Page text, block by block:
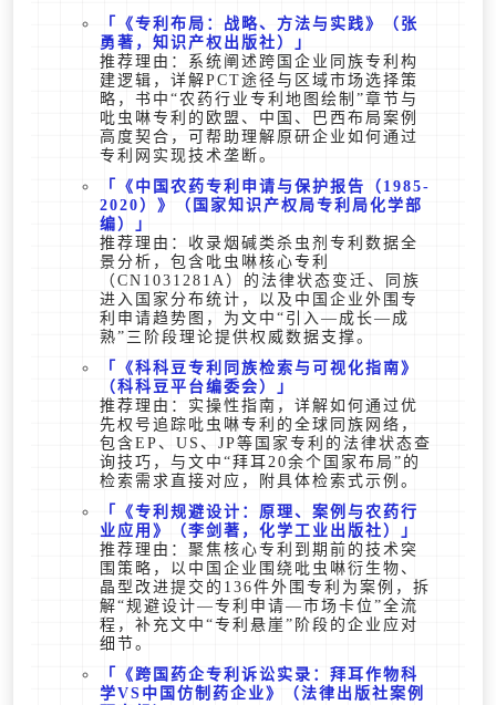
《专利布局：战略、方法与实践》（张
勇著，知识产权出版社）
推荐理由：系统阐述跨国企业同族专利构
建逻辑，详解PCT途径与区域市场选择策
略，书中“农药行业专利地图绘制”章节与
吡虫啉专利的欧盟、中国、巴西布局案例
高度契合，可帮助理解原研企业如何通过
专利网实现技术垄断。
《中国农药专利申请与保护报告（1985-
2020）》（国家知识产权局专利局化学部
编）
推荐理由：收录烟碱类杀虫剂专利数据全
景分析，包含吡虫啉核心专利
（CN1031281A）的法律状态变迁、同族
进入国家分布统计，以及中国企业外围专
利申请趋势图，为文中“引入—成长—成
熟”三阶段理论提供权威数据支撑。
《科科豆专利同族检索与可视化指南》
（科科豆平台编委会）
推荐理由：实操性指南，详解如何通过优
先权号追踪吡虫啉专利的全球同族网络，
包含EP、US、JP等国家专利的法律状态查
询技巧，与文中“拜耳20余个国家布局”的
检索需求直接对应，附具体检索式示例。
《专利规避设计：原理、案例与农药行
业应用》（李剑著，化学工业出版社）
推荐理由：聚焦核心专利到期前的技术突
围策略，以中国企业围绕吡虫啉衍生物、
晶型改进提交的136件外围专利为案例，拆
解“规避设计—专利申请—市场卡位”全流
程，补充文中“专利悬崖”阶段的企业应对
细节。
《跨国药企专利诉讼实录：拜耳作物科
学VS中国仿制药企业》（法律出版社案例